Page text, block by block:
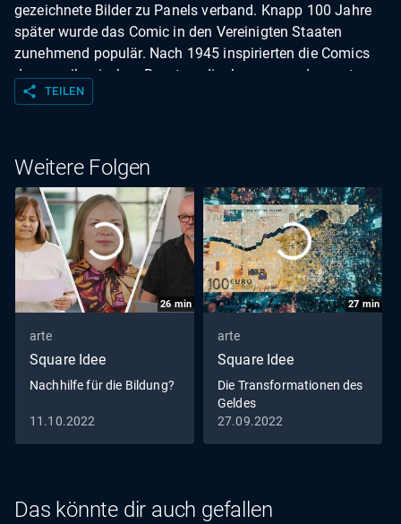
gezeichnete Bilder zu Panels verband. Knapp 100 Jahre
später wurde das Comic in den Vereinigten Staaten
zunehmend populär. Nach 1945 inspirierten die Comics
der amerikanischen Besatzer die Japaner zu den ersten
Mangas. Heute erfreut sich das Genre weltweit großer
share TEILEN
Weitere Folgen
26min
arte
Square Idee
Nachhilfe für die Bildung?
11.10.2022
27 min
arte
Square Idee
Die Transformationen des
Geldes
27.09.2022
Das könnte dir auch gefallen